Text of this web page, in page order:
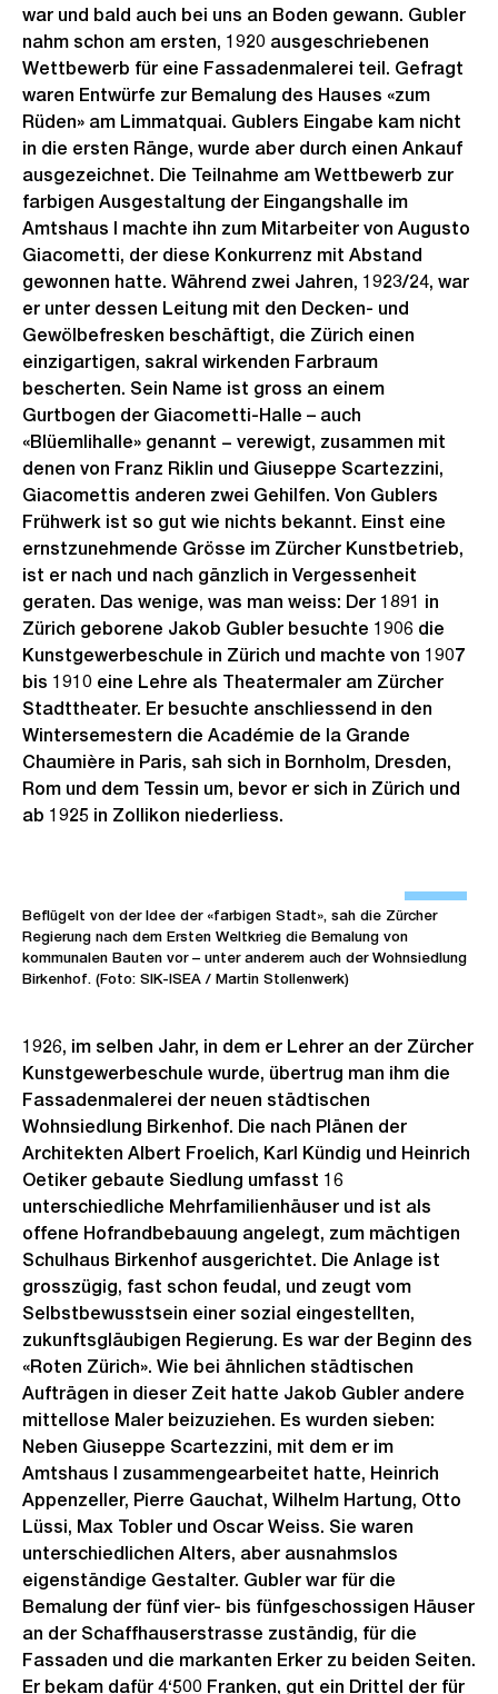
war und bald auch bei uns an Boden gewann. Gubler
nahm schon am ersten, 1920 ausgeschriebenen
Wettbewerb für eine Fassadenmalerei teil. Gefragt
waren Entwürfe zur Bemalung des Hauses «zum
Rüden» am Limmatquai. Gublers Eingabe kam nicht
in die ersten Ränge, wurde aber durch einen Ankauf
ausgezeichnet. Die Teilnahme am Wettbewerb zur
farbigen Ausgestaltung der Eingangshalle im
Amtshaus I machte ihn zum Mitarbeiter von Augusto
Giacometti, der diese Konkurrenz mit Abstand
gewonnen hatte. Während zwei Jahren, 1923/24, war
er unter dessen Leitung mit den Decken- und
Gewölbefresken beschäftigt, die Zürich einen
einzigartigen, sakral wirkenden Farbraum
bescherten. Sein Name ist gross an einem
Gurtbogen der Giacometti-Halle – auch
«Blüemlihalle» genannt − verewigt, zusammen mit
denen von Franz Riklin und Giuseppe Scartezzini,
Giacomettis anderen zwei Gehilfen. Von Gublers
Frühwerk ist so gut wie nichts bekannt. Einst eine
ernstzunehmende Grösse im Zürcher Kunstbetrieb,
ist er nach und nach gänzlich in Vergessenheit
geraten. Das wenige, was man weiss: Der 1891 in
Zürich geborene Jakob Gubler besuchte 1906 die
Kunstgewerbeschule in Zürich und machte von 1907
bis 1910 eine Lehre als Theatermaler am Zürcher
Stadttheater. Er besuchte anschliessend in den
Wintersemestern die Académie de la Grande
Chaumière in Paris, sah sich in Bornholm, Dresden,
Rom und dem Tessin um, bevor er sich in Zürich und
ab 1925 in Zollikon niederliess.
B
i
i
r
s
n
h
Beflügelt von der Idee der «farbigen Stadt», sah die Zürcher
Regierung nach dem Ersten Weltkrieg die Bemalung von
kommunalen Bauten vor – unter anderem auch der Wohnsiedlung
Birkenhof. (Foto: SIK-ISEA / Martin Stollenwerk)
1926, im selben Jahr, in dem er Lehrer an der Zürcher
Kunstgewerbeschule wurde, übertrug man ihm die
Fassadenmalerei der neuen städtischen
Wohnsiedlung Birkenhof. Die nach Plänen der
Architekten Albert Froelich, Karl Kündig und Heinrich
Oetiker gebaute Siedlung umfasst 16
unterschiedliche Mehrfamilienhäuser und ist als
offene Hofrandbebauung angelegt, zum mächtigen
Schulhaus Birkenhof ausgerichtet. Die Anlage ist
grosszügig, fast schon feudal, und zeugt vom
Selbstbewusstsein einer sozial eingestellten,
zukunftsgläubigen Regierung. Es war der Beginn des
«Roten Zürich». Wie bei ähnlichen städtischen
Aufträgen in dieser Zeit hatte Jakob Gubler andere
mittellose Maler beizuziehen. Es wurden sieben:
Neben Giuseppe Scartezzini, mit dem er im
Amtshaus I zusammengearbeitet hatte, Heinrich
Appenzeller, Pierre Gauchat, Wilhelm Hartung, Otto
Lüssi, Max Tobler und Oscar Weiss. Sie waren
unterschiedlichen Alters, aber ausnahmslos
eigenständige Gestalter. Gubler war für die
Bemalung der fünf vier- bis fünfgeschossigen Häuser
an der Schaffhauserstrasse zuständig, für die
Fassaden und die markanten Erker zu beiden Seiten.
Er bekam dafür 4‘500 Franken, gut ein Drittel der für